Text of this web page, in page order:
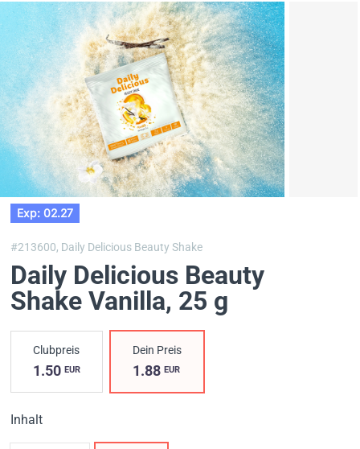
Exp: 02.27
#213600, Daily Delicious Beauty Shake
Daily Delicious Beauty
Shake Vanilla, 25 g
Clubpreis
1.50 EUR
Dein Preis
1.88EUR
Inhalt